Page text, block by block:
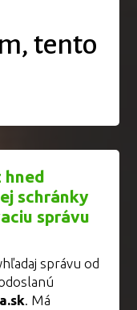
tento
hned
schránky
správu
správu od
. Má